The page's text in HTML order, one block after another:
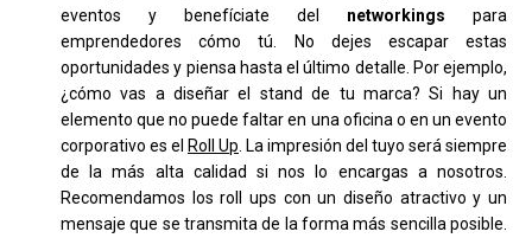
eventos y benefíciate del networkings para
emprendedores cómo tú. No dejes escapar estas
oportunidades y piensa hasta el último detalle. Por ejemplo,
¿cómo vas a diseñar el stand de tu marca? Si hay un
elemento que no puede faltar en una oficina o en un evento
corporativo es el Roll Up . La impresión del tuyo será siempre
de la más alta calidad si nos lo encargas a nosotros.
Recomendamos los roll ups con un diseño atractivo y un
mensaje que se transmita de la forma más sencilla posible.